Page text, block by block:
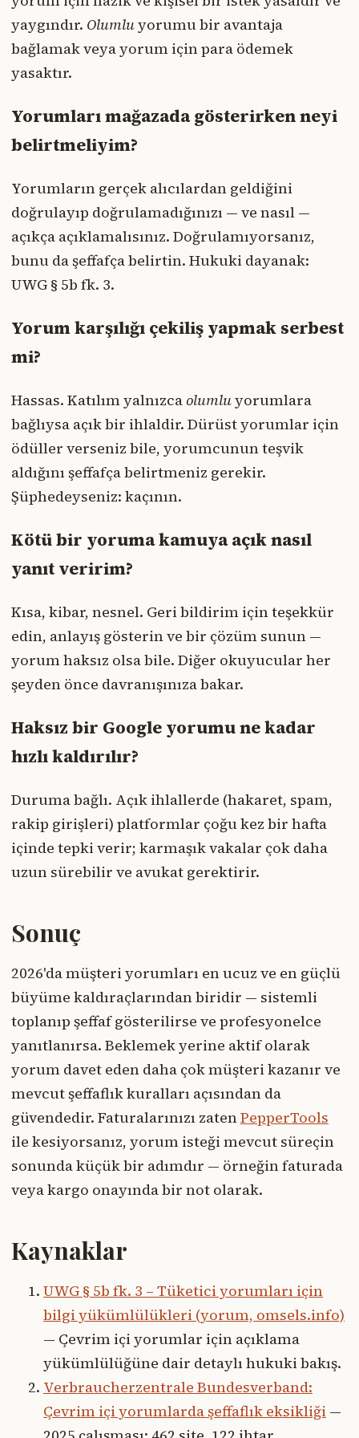
yaygındır. Olumluyorumu bir avantaja
bağlamak veya yorum için para ödemek
yasaktır.
Yorumları mağazada gösterirken neyi
belirtmeliyim?
Yorumların gerçek alıcılardan geldiğini
doğrulayıp doğrulamadığınızı — ve nasıl —
açıkça açıklamalısınız. Doğrulamıyorsanız,
bunu da şeffafça belirtin. Hukuki dayanak:
UWG § 5b fk. 3.
Yorum karşılığı çekiliş yapmak serbest
mi?
Hassas. Katılım yalnızcaolumluyorumlara
bağlıysa açık bir ihlaldir. Dürüst yorumlar için
ödüller verseniz bile, yorumcunun teşvik
aldığını şeffafça belirtmeniz gerekir.
Şüphedeyseniz: kaçının.
Kötü bir yoruma kamuya açık nasıl
yanıt veririm?
Kısa, kibar, nesnel. Geri bildirim için teşekkür
edin, anlayış gösterin ve bir çözüm sunun —
yorum haksız olsa bile. Diğer okuyucular her
şeyden önce davranışınıza bakar.
Haksız bir Google yorumu ne kadar
hızlı kaldırılır?
Duruma bağlı. Açık ihlallerde (hakaret, spam,
rakip girişleri) platformlar çoğu kez bir hafta
içinde tepki verir; karmaşık vakalar çok daha
uzun sürebilir ve avukat gerektirir.
Sonuç
2026'da müşteri yorumları en ucuz ve en güçlü
büyüme kaldıraçlarından biridir — sistemli
toplanıp şeffaf gösterilirse ve profesyonelce
yanıtlanırsa. Beklemek yerine aktif olarak
yorum davet eden daha çok müşteri kazanır ve
mevcut şeffaflık kuralları açısından da
güvendedir. Faturalarınızı zatenPepperTools
ile kesiyorsanız, yorum isteği mevcut süreçin
sonunda küçük bir adımdır — örneğin faturada
veya kargo onayında bir not olarak.
Kaynaklar
UWG § 5b fk. 3 – Tüketici yorumları için
bilgi yükümlülükleri (yorum, omsels.info)
— Çevrim içi yorumlar için açıklama
yükümlülüğüne dair detaylı hukuki bakış.
Verbraucherzentrale Bundesverband:
Çevrim içi yorumlarda şeffaflık eksikliği —